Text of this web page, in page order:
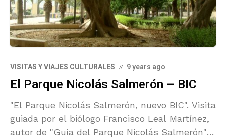
VISITAS Y VIAJES CULTURALES 9 years ago
El Parque Nicolás Salmerón – BIC
"El Parque Nicolás Salmerón, nuevo BIC". Visita
guiada por el biólogo Francisco Leal Martínez,
autor de "Guía del Parque Nicolás Salmerón" .